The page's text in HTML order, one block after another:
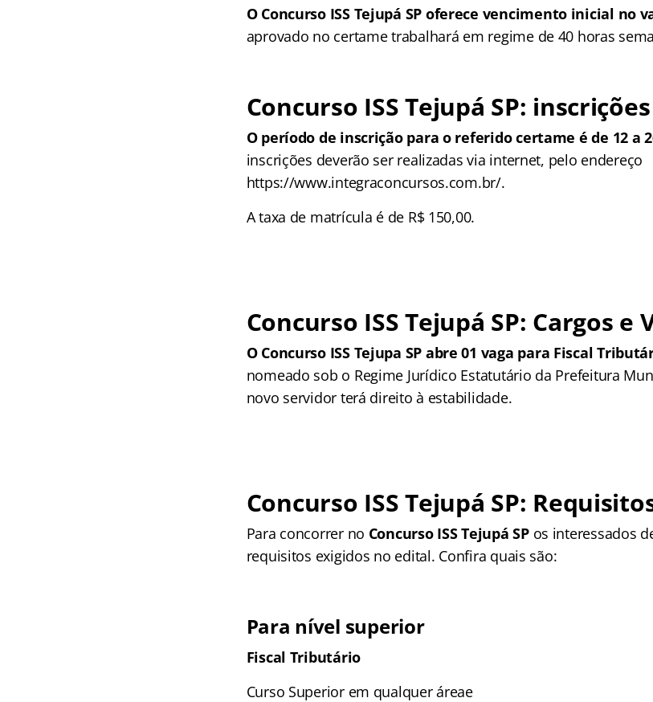
O Concurso ISS Tejupá SP oferece vencimento inicial no
aprovado no certame trabalhará em regime de 40 horas
Concurso ISS Tejupá SP: inscrições
O período de inscrição para o referido certame é de 12 a
inscrições deverão ser realizadas via internet, pelo endereço
https://www.integraconcursos.com.br/.
A taxa de matrícula é de R$ 150,00.
Concurso ISS Tejupá SP: Cargos e
O Concurso ISS Tejupa SP abre 01 vaga para Fiscal
nomeado sob o Regime Jurídico Estatutário da Prefeitura
novo servidor terá direito à estabilidade.
Concurso ISS Tejupá SP:
Para concorrer no Concurso ISS Tejupá SPos interessados
requisitos exigidos no edital. Confira quais são:
Para nível superior
Fiscal Tributário
Curso Superior em qualquer áreae